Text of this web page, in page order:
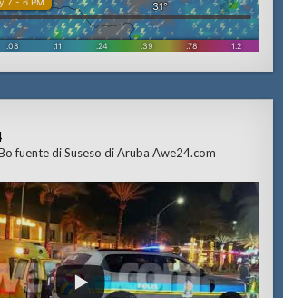
fuente di Suseso di Aruba Awe24.com